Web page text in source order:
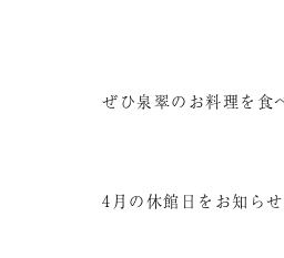
ぜひ泉翠のお料理を食
4月の休館日をお知ら